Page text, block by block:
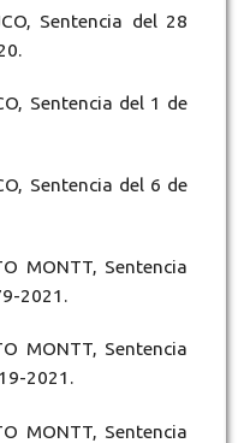
Sentencia del 28
Sentencia del 1 de
Sentencia del 6 de
MONTT, Sentencia
2021.
MONTT, Sentencia
2021.
MONTT, Sentencia